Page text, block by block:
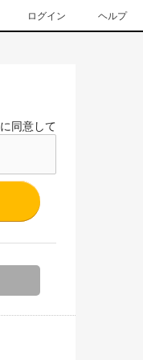
ログイン ヘルプ
に同意して